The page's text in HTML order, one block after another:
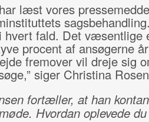
læst vores
hvert fald. Det væsentlige
procent af ansøgerne
fremover vil dreje sig
siger Christina
fortæller, at han
Hvordan oplevede